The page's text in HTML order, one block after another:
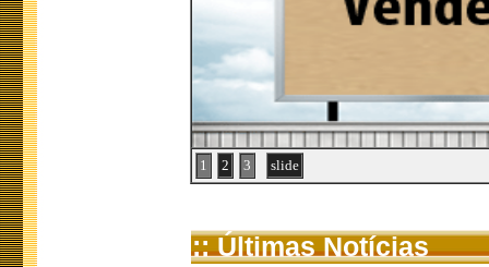
1 2 3 slide
:: Últimas Notícias